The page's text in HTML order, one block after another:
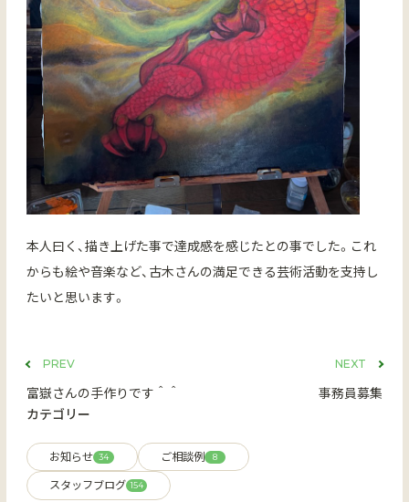
本人曰く、描き上げた事で達成感を感じたとの事でした。これ
からも絵や音楽など、古木さんの満足できる芸術活動を支持し
たいと思います。
PREV
富嶽さんの手作りです＾＾
NEXT
事務員募集
カテゴリー
お知らせ 34 ご相談例 8
スタッフブログ 154